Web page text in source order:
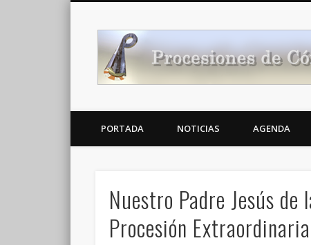
Noticias Cofrades
PORTADA NOTICIAS AGENDA
Nuestro Padre Jesús
Procesión